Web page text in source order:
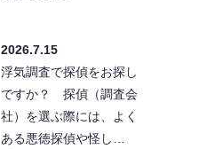
2026.7.15
浮気調査で探偵をお探し
ですか？ 探偵（調査会
社）を選ぶ際には、よく
ある悪徳探偵や怪し…